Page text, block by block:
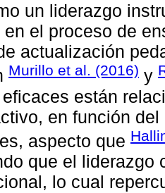
un liderazgo
en el proceso de
actualización
Murillo et al. (2016) y
están
en función
aspecto que
que el liderazgo
lo cual